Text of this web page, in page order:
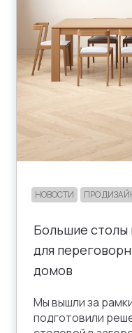
КОНТАКТЫ
SALE
НОВОСТИ ПРО
Большие столы
для
домов
Мы вышли за
подготовили